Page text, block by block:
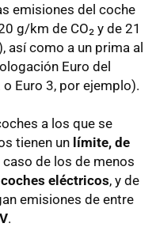
emisiones del coche
g/km de CO₂ y de 21
así como a un prima al
Euro del
Euro 3, por ejemplo).
a los que se
tienen un límite, de
caso de los de menos
coches eléctricos, y de
emisiones de entre
.